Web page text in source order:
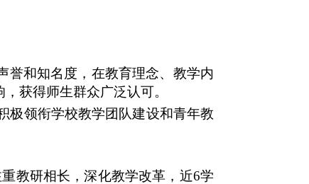
誉和知名度，在教育理念、教学内
获得师生群众广泛认可。
极领衔学校教学团队建设和青年教
教研相长，深化教学改革，近6学